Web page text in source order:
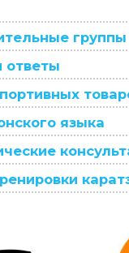
группы
ответы
языка